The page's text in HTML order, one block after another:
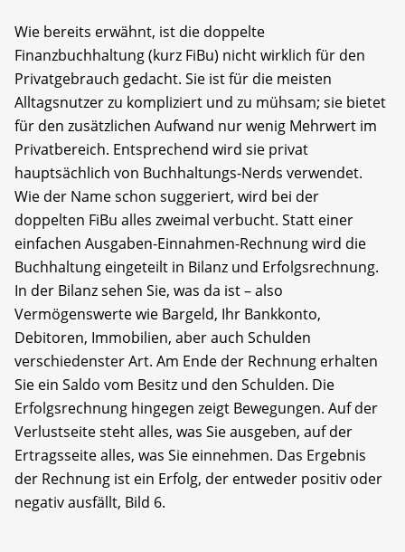
Wie bereits erwähnt, ist die doppelte
Finanzbuchhaltung (kurz FiBu) nicht wirklich für den
Privatgebrauch gedacht. Sie ist für die meisten
Alltagsnutzer zu kompliziert und zu mühsam; sie bietet
für den zusätzlichen Aufwand nur wenig Mehrwert im
Privatbereich. Entsprechend wird sie privat
hauptsächlich von Buchhaltungs-Nerds verwendet.
Wie der Name schon suggeriert, wird bei der
doppelten FiBu alles zweimal verbucht. Statt einer
einfachen Ausgaben-Einnahmen-Rechnung wird die
Buchhaltung eingeteilt in Bilanz und Erfolgsrechnung.
In der Bilanz sehen Sie, was da ist – also
Vermögenswerte wie Bargeld, Ihr Bankkonto,
Debitoren, Immobilien, aber auch Schulden
verschiedenster Art. Am Ende der Rechnung erhalten
Sie ein Saldo vom Besitz und den Schulden. Die
Erfolgsrechnung hingegen zeigt Bewegungen. Auf der
Verlustseite steht alles, was Sie ausgeben, auf der
Ertragsseite alles, was Sie einnehmen. Das Ergebnis
der Rechnung ist ein Erfolg, der entweder posi­tiv oder
negativ ausfällt, Bild 6.